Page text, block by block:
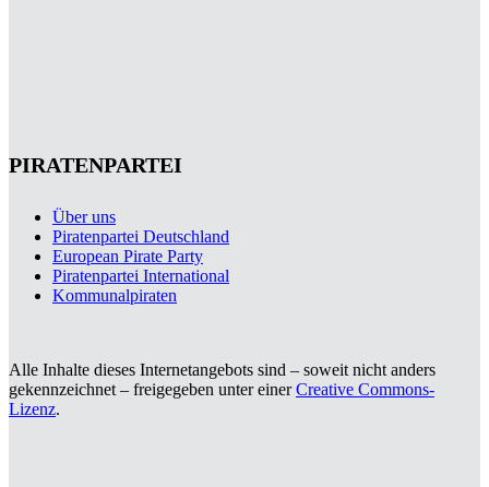
PIRATENPARTEI
Über uns
Piratenpartei Deutschland
European Pirate Party
Piratenpartei International
Kommunalpiraten
Alle Inhalte dieses Internetangebots sind – soweit nicht anders
gekennzeichnet – freigegeben unter einerCreative Commons-
Lizenz.